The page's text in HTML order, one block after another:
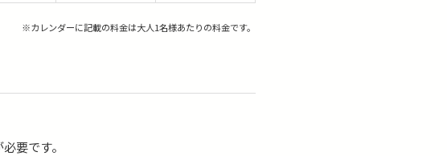
※カレンダーに記載の料金は大人1名様あたりの料金です。
要です。